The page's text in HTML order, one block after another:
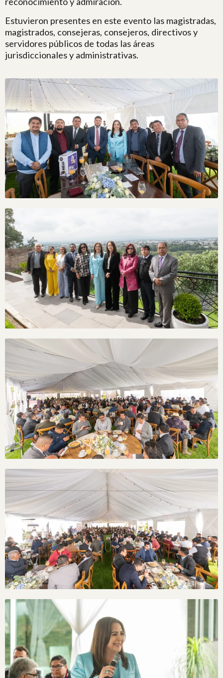
Estuvieron presentes en este evento las magistradas,
magistrados, consejeras, consejeros, directivos y
servidores públicos de todas las áreas
jurisdiccionales y administrativas.